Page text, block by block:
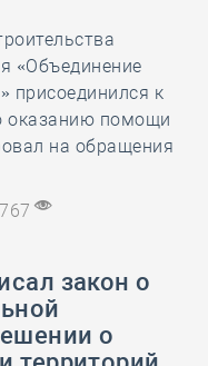
«Объединение
присоединился к
оказанию помощи
на обращения
закон о
о